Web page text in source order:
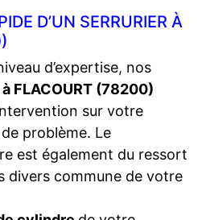
D’UN SERRURIER À
d’expertise, nos
FLACOURT (78200)
sur votre
problème. Le
est également du ressort
divers commune de votre